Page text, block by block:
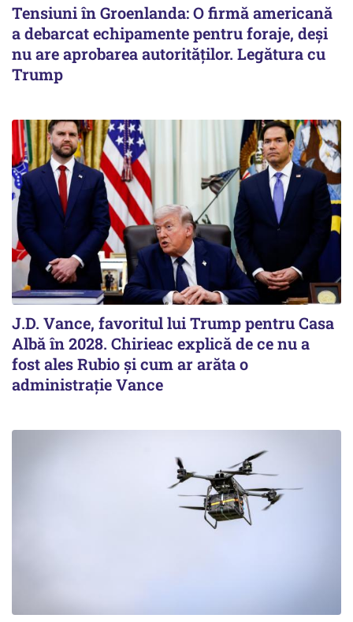
Tensiuni în Groenlanda: O firmă americană
a debarcat echipamente pentru foraje, deși
nu are aprobarea autorităților. Legătura cu
Trump
J.D. Vance, favoritul lui Trump pentru Casa
Albă în 2028. Chirieac explică de ce nu a
fost ales Rubio și cum ar arăta o
administrație Vance